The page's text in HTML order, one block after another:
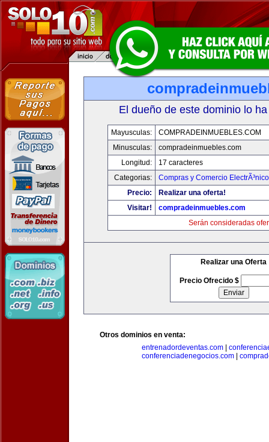
El dueño de este dominio lo
Mayusculas:
COMPRADEINMUEBLES.COM
Minusculas:
compradeinmuebles.com
Longitud:
17 caracteres
Categorias:
Compras y Comercio ElectrÃ³nico
Precio:
Realizar una oferta!
Visitar!
compradeinmuebles.com
Serán consideradas
Realizar una Oferta
Precio Ofrecido $
Otros dominios en venta:
entrenadordeventas.com
conferenciadenegocios.com|